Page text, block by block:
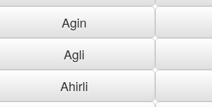
Agin
Agli
Ahirli